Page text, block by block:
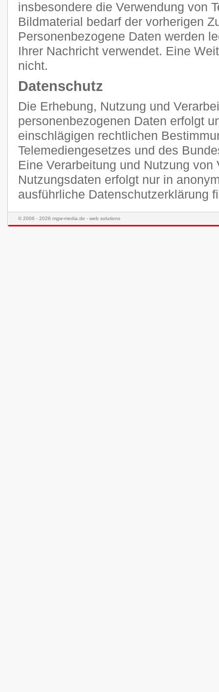
insbesondere die Verwendung von
Bildmaterial bedarf der vorherigen
Personenbezogene Daten werden
Ihrer Nachricht verwendet. Eine
nicht.
Datenschutz
Die Erhebung, Nutzung und
personenbezogenen Daten erfolgt
einschlägigen rechtlichen
Telemediengesetzes und des
Eine Verarbeitung und Nutzung von
Nutzungsdaten erfolgt nur in
ausführliche Datenschutzerklärung
© 2006 - 2026 mgw-media.de - web solutions